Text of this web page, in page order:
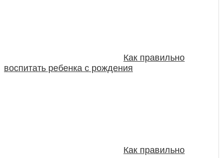
Как правильно
воспитать ребенка с рождения
Как правильно